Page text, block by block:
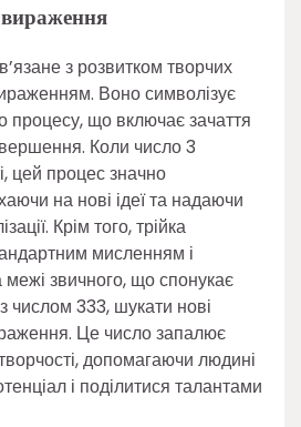
з розвитком творчих
Воно символізує
процесу, що включає зачаття
Коли число 3
цей процес значно
на нові ідеї та надаючи
Крім того, трійка
мисленням і
звичного, що спонукає
числом 333, шукати нові
Це число запалює
допомагаючи людині
і поділитися талантами